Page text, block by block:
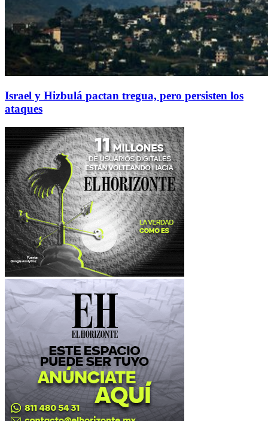
Israel y Hizbulá pactan tregua, pero persisten los
ataques